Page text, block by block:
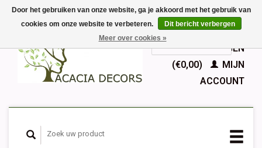
EUR
GBPNederlands
Deutsch
English
Français
WINKELWAGEN
(€0,00)
MIJN
ACCOUNT
Door het gebruiken van onze website, ga je akkoord met het gebruik van
cookies om onze website te verbeteren.
Dit bericht verbergen
Meer over cookies »